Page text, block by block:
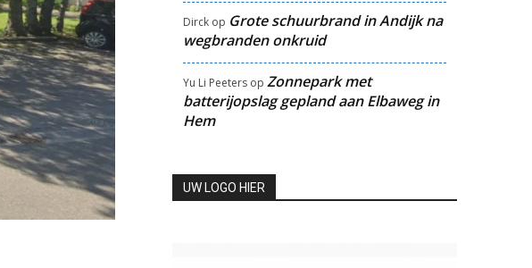
Dirckop Grote schuurbrand in Andijk na
wegbranden onkruid
Yu Li Peetersop Zonnepark met
batterijopslag gepland aan Elbaweg in
Hem
UW LOGO HIER